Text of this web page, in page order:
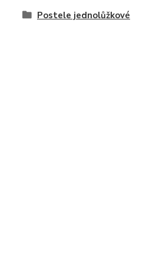
Postele jednolůžkové